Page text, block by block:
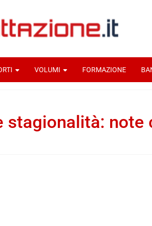
VOLUMI FORMAZIONE
stagionalità: note